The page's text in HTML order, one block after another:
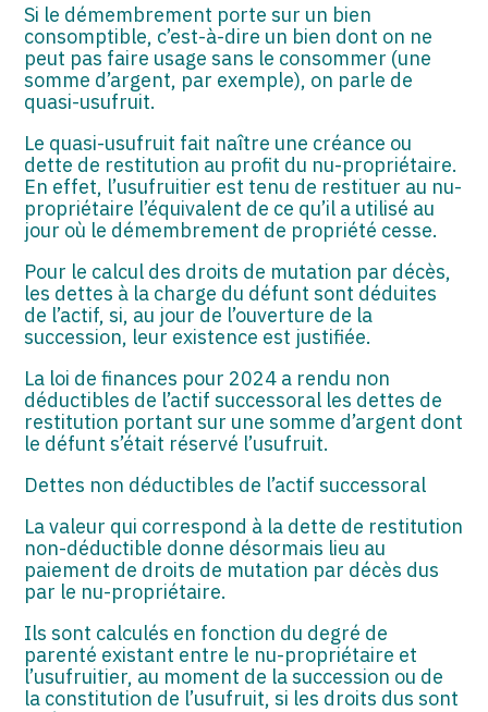
Si le démembrement porte sur un bien
consomptible, c’est-à-dire un bien dont on ne
peut pas faire usage sans le consommer (une
somme d’argent, par exemple), on parle de
quasi-usufruit.
Le quasi-usufruit fait naître une créance ou
dette de restitution au profit du nu-propriétaire.
En effet, l’usufruitier est tenu de restituer au nu-
propriétaire l’équivalent de ce qu’il a utilisé au
jour où le démembrement de propriété cesse.
Pour le calcul des droits de mutation par décès,
les dettes à la charge du défunt sont déduites
de l’actif, si, au jour de l’ouverture de la
succession, leur existence est justifiée.
La loi de finances pour 2024 a rendu non
déductibles de l’actif successoral les dettes de
restitution portant sur une somme d’argent dont
le défunt s’était réservé l’usufruit.
Dettes non déductibles de l’actif successoral
La valeur qui correspond à la dette de restitution
non-déductible donne désormais lieu au
paiement de droits de mutation par décès dus
par le nu-propriétaire.
Ils sont calculés en fonction du degré de
parenté existant entre le nu-propriétaire et
l’usufruitier, au moment de la succession ou de
la constitution de l’usufruit, si les droits dus sont